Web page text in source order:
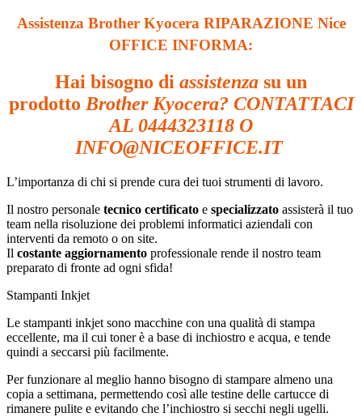
Assistenza Brother Kyocera RIPARAZIONE Nice
OFFICE INFORMA:
Hai bisogno di assistenza su un
prodottoBrother Kyocera? CONTATTACI
AL 0444323118 O
INFO@NICEOFFICE.IT
L’importanza di chi si prende cura dei tuoi strumenti di lavoro.
Il nostro personale tecnico certificato e specializzato assisterà il tuo
team nella risoluzione dei problemi informatici aziendali con
interventi da remoto o on site.
Il costante aggiornamento professionale rende il nostro team
preparato di fronte ad ogni sfida!
Stampanti Inkjet
Le stampanti inkjet sono macchine con una qualità di stampa
eccellente, ma il cui toner è a base di inchiostro e acqua, e tende
quindi a seccarsi più facilmente.
Per funzionare al meglio hanno bisogno di stampare almeno una
copia a settimana, permettendo così alle testine delle cartucce di
rimanere pulite e evitando che l’inchiostro si secchi negli ugelli.